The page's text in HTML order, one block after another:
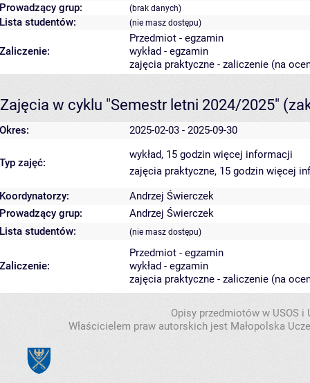
Prowadzący grup: (brak danych)
Lista studentów: (nie masz dostępu)
Zaliczenie:
Przedmiot - egzamin
wykład - egzamin
zajęcia praktyczne - zaliczenie (na
Zajęcia w cyklu "Semestr letni 2024/2025"
Okres: 2025-02-03 - 2025-09-30
Typ zajęć:
wykład, 15 godzin więcej informacji
zajęcia praktyczne, 15 godzin więcej
Koordynatorzy:
Andrzej Świerczek
Prowadzący grup:
Andrzej Świerczek
Lista studentów:
(nie masz dostępu)
Zaliczenie:
Przedmiot - egzamin
wykład - egzamin
zajęcia praktyczne - zaliczenie (na
Opisy przedmiotów w USOS
Właścicielem praw autorskich jest Małopolska